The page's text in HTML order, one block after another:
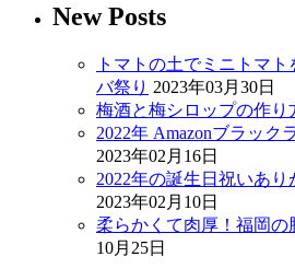
New Posts
トマトの土でミニトマ
バ祭り 2023年03月30日
梅酒と梅シロップの作り
2022年 Amazonブラック
2023年02月16日
2022年の誕生日祝いあり
2023年02月10日
柔らかくて肉厚！福岡の
10月25日